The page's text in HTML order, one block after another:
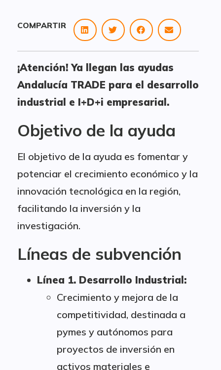
COMPARTIR
¡Atención! Ya llegan las ayudas
Andalucía TRADE para el desarrollo
industrial e I+D+i empresarial.
Objetivo de la ayuda
El objetivo de la ayuda es fomentar y
potenciar el crecimiento económico y la
innovación tecnológica en la región,
facilitando la inversión y la
investigación.
Líneas de subvención
Línea 1. Desarrollo Industrial:
Crecimiento y mejora de la
competitividad, destinada a
pymes y autónomos para
proyectos de inversión en
activos materiales e